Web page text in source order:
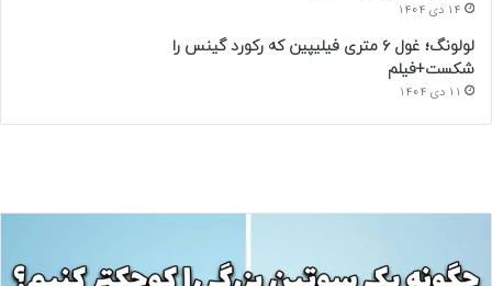
14 دی 1404
لولونگ؛ غول ۶ متری فیلیپین که رکورد گینس را
شکست+فیلم
11 دی 1404